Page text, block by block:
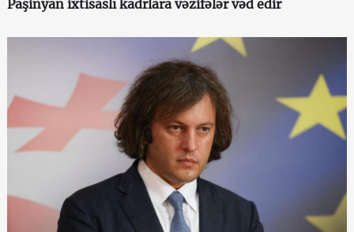
Paşinyan ixtisaslı kadrlara vəzifələr vəd edir